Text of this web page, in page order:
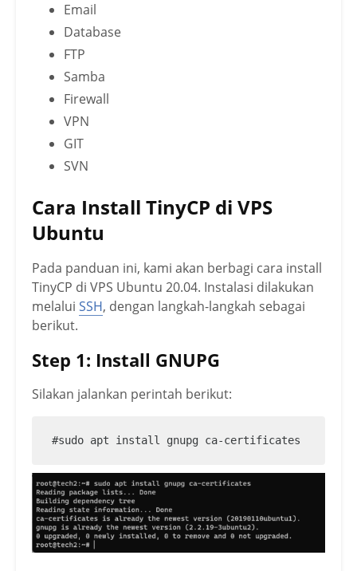
Email
Database
FTP
Samba
Firewall
VPN
GIT
SVN
Cara Install TinyCP di VPS
Ubuntu
Pada panduan ini, kami akan berbagi cara install
TinyCP di VPS Ubuntu 20.04. Instalasi dilakukan
melalui SSH, dengan langkah-langkah sebagai
berikut.
Step 1: Install GNUPG
Silakan jalankan perintah berikut:
#sudo apt install gnupg ca-certificates